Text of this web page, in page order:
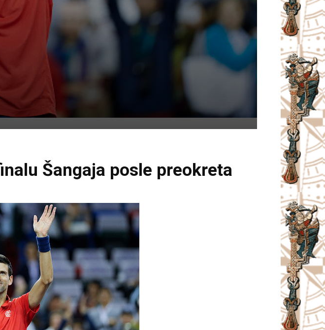
Šangaja posle preokreta